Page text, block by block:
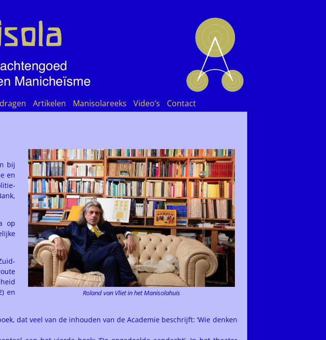
Artikelen Manisolareeks Video’s Contact
Roland van Vliet in het Manisolahuis
bij
en
op
en
dat veel van de inhouden van de Academie beschrijft: ‘Wie denken